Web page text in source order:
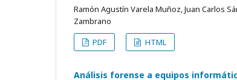
Ramón Agustín Varela Muñoz, Juan Carlos
Zambrano
PDF HTML
Análisis forense a equipos